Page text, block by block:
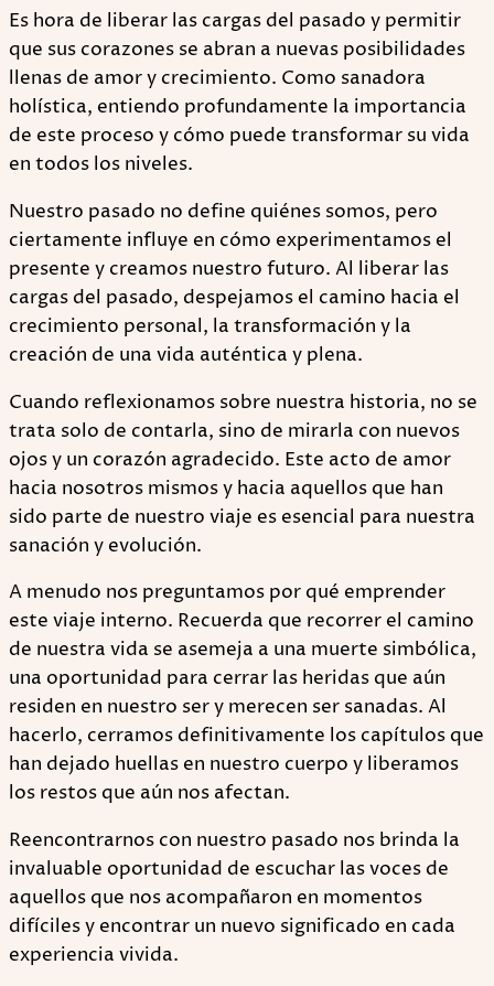
Es hora de liberar las cargas del pasado y permitir
que sus corazones se abran a nuevas posibilidades
llenas de amor y crecimiento. Como sanadora
holística, entiendo profundamente la importancia
de este proceso y cómo puede transformar su vida
en todos los niveles.
Nuestro pasado no define quiénes somos, pero
ciertamente influye en cómo experimentamos el
presente y creamos nuestro futuro. Al liberar las
cargas del pasado, despejamos el camino hacia el
crecimiento personal, la transformación y la
creación de una vida auténtica y plena.
Cuando reflexionamos sobre nuestra historia, no se
trata solo de contarla, sino de mirarla con nuevos
ojos y un corazón agradecido. Este acto de amor
hacia nosotros mismos y hacia aquellos que han
sido parte de nuestro viaje es esencial para nuestra
sanación y evolución.
A menudo nos preguntamos por qué emprender
este viaje interno. Recuerda que recorrer el camino
de nuestra vida se asemeja a una muerte simbólica,
una oportunidad para cerrar las heridas que aún
residen en nuestro ser y merecen ser sanadas. Al
hacerlo, cerramos definitivamente los capítulos que
han dejado huellas en nuestro cuerpo y liberamos
los restos que aún nos afectan.
Reencontrarnos con nuestro pasado nos brinda la
invaluable oportunidad de escuchar las voces de
aquellos que nos acompañaron en momentos
difíciles y encontrar un nuevo significado en cada
experiencia vivida.